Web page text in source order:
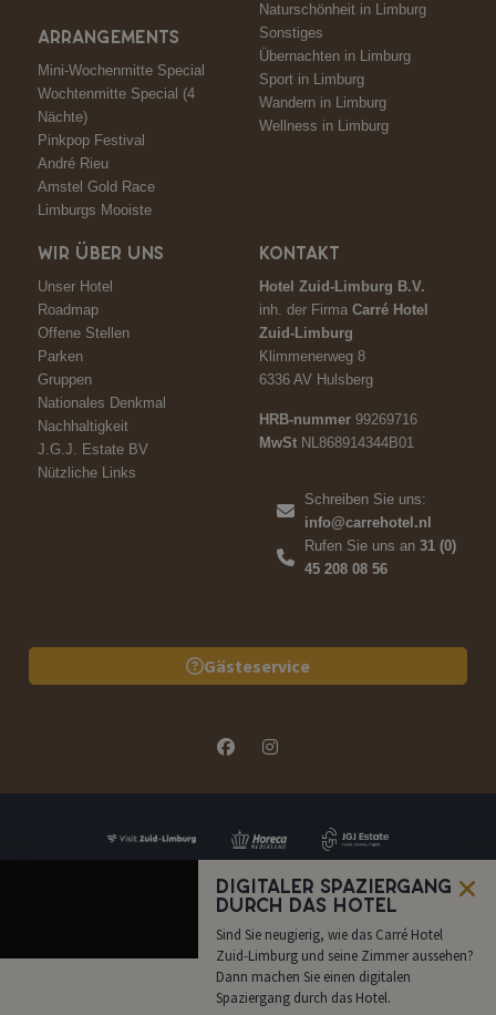
ARRANGEMENTS
Mini-Wochenmitte Special
Wochtenmitte Special (4
Nächte)
Pinkpop Festival
André Rieu
Amstel Gold Race
Limburgs Mooiste
Naturschönheit in Limburg
Sonstiges
Übernachten in Limburg
Sport in Limburg
Wandern in Limburg
Wellness in Limburg
WIR ÜBER UNS
Unser Hotel
Roadmap
Offene Stellen
Parken
Gruppen
Nationales Denkmal
Nachhaltigkeit
J.G.J. Estate BV
Nützliche Links
KONTAKT
Hotel Zuid-Limburg B.V.
inh. der Firma Carré Hotel
Zuid-Limburg
Klimmenerweg 8
6336 AV Hulsberg
HRB-nummer 99269716
MwSt NL868914344B01
Schreiben Sie uns:
info@carrehotel.nl
Rufen Sie uns an 31 (0)
45 208 08 56
Gästeservice
Preisangabe Jetzt Buchen Rufen Sie uns
an
Digitaler Spaziergang
durch das Hotel
Sind Sie neugierig, wie das Carré Hotel
Zuid-Limburg und seine Zimmer aussehen?
Dann machen Sie einen digitalen
Spaziergang durch das Hotel.